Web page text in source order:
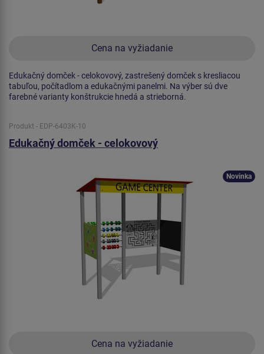
Cena na vyžiadanie
Edukačný domček - celokovový, zastrešený domček s kresliacou
tabuľou, počítadlom a edukačnými panelmi. Na výber sú dve
farebné varianty konštrukcie hnedá a strieborná.
Produkt - EDP-6403K-10
Edukačný domček - celokovový
Cena na vyžiadanie
Novinka